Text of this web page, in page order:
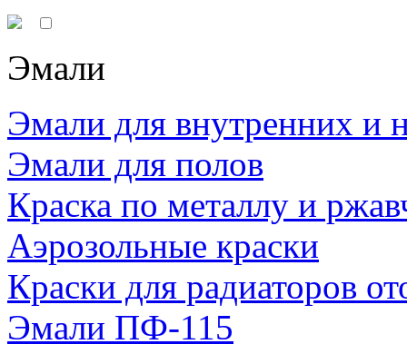
Эмали
Эмали для внутренних и
Эмали для полов
Краска по металлу и
Аэрозольные краски
Краски для радиаторов
Эмали ПФ-115